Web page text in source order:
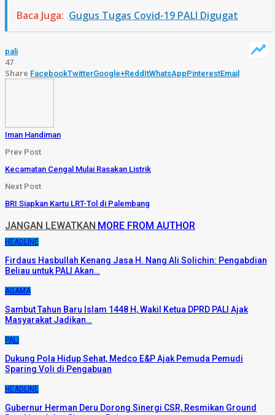
Baca Juga: Gugus Tugas Covid-19 PALI Digugat
pali
47
Share FacebookTwitterGoogle+ReddItWhatsAppPinterestEmail
Iman Handiman
Prev Post
Kecamatan Cengal Mulai Rasakan Listrik
Next Post
BRI Siapkan Kartu LRT-Tol di Palembang
JANGAN LEWATKAN MORE FROM AUTHOR
HEADLINE
Firdaus Hasbullah Kenang Jasa H. Nang Ali Solichin: Pengabdian
Beliau untuk PALI Akan…
AGAMA
Sambut Tahun Baru Islam 1448 H, Wakil Ketua DPRD PALI Ajak
Masyarakat Jadikan…
PALI
Dukung Pola Hidup Sehat, Medco E&P Ajak Pemuda Pemudi
Sparing Voli di Pengabuan
HEADLINE
Gubernur Herman Deru Dorong Sinergi CSR, Resmikan Ground